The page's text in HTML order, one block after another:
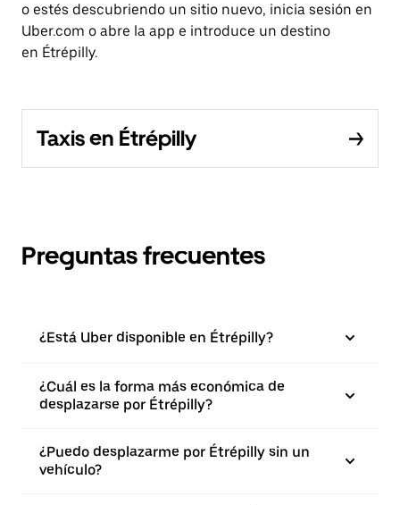
o estés descubriendo un sitio nuevo, inicia sesión en
Uber.com o abre la app e introduce un destino
en Étrépilly.
Taxis en Étrépilly
Preguntas frecuentes
¿Está Uber disponible en Étrépilly?
¿Cuál es la forma más económica de
desplazarse por Étrépilly?
¿Puedo desplazarme por Étrépilly sin un
vehículo?